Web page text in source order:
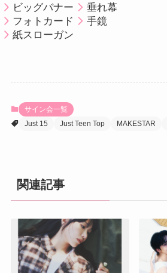
ビッグバナー
垂れ幕
フォトカード
手鏡
紙スローガン
サイン会一覧
Just 15
Just Teen Top MAKESTAR
関連記事